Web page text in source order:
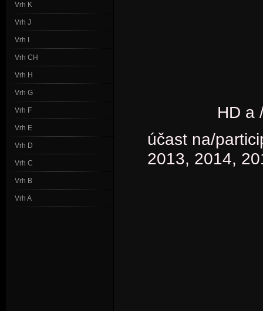
Vrh K
Vrh J
Vrh I
Vrh CH
Vrh H
Vrh G
Vrh F
Vrh E
Vrh D
Vrh C
Vrh B
Vrh A
HD a
účast na/
2013, 2014,